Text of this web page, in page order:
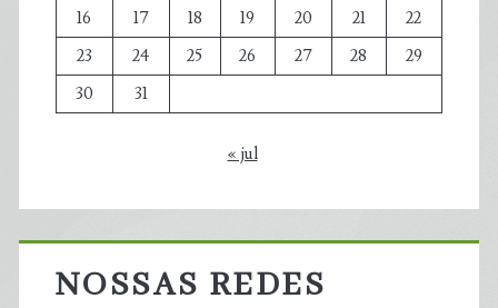
16
17 18 19 20 21
22
23
24 25 26 27 28
29
30
31
« jul
NOSSAS REDES